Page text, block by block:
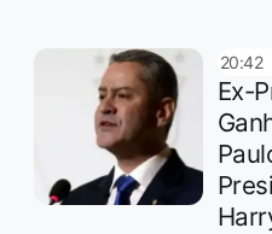
20:42
Ex-